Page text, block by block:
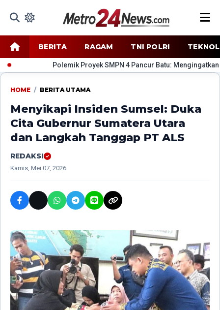
BERITA RAGAM TNI POLRI
​Polemik Proyek SMPN 4 Pancur Batu: Mengingatkan
HOME / BERITA UTAMA
Menyikapi Insiden Sumsel: Duka
Cita Gubernur Sumatera Utara
dan Langkah Tanggap PT ALS
REDAKSI
Kamis, Mei 07, 2026